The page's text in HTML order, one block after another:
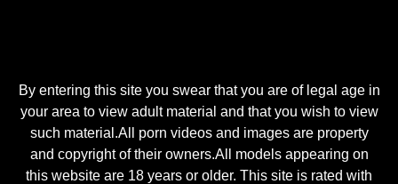
By entering this site you swear that you are of legal age in
your area to view adult material and that you wish to view
such material.All porn videos and images are property
and copyright of their owners.All models appearing on
this website are 18 years or older. This site is rated with